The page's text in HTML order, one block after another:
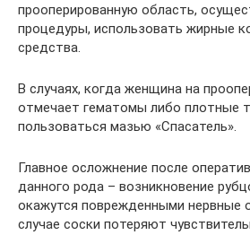
прооперированную область,
процедуры, использовать жирные
средства.
В случаях, когда женщина на
отмечает гематомы либо плотные
пользоваться мазью «Спасатель».
Главное осложнение после
данного рода – возникновение
окажутся поврежденными нервные
случае соски потеряют